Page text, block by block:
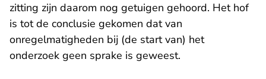
zitting zijn daarom nog getuigen gehoord. Het hof
is tot de conclusie gekomen dat van
onregelmatigheden bij (de start van) het
onderzoek geen sprake is geweest.